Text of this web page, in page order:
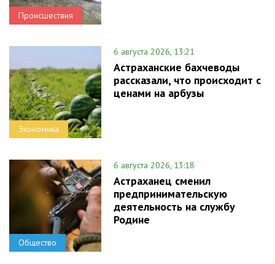
Происшествия
Экономика
6 августа 2026, 13:21
Астраханские бахчеводы
рассказали, что происходит с
ценами на арбузы
Общество
6 августа 2026, 13:18
Астраханец сменил
предпринимательскую
деятельность на службу
Родине